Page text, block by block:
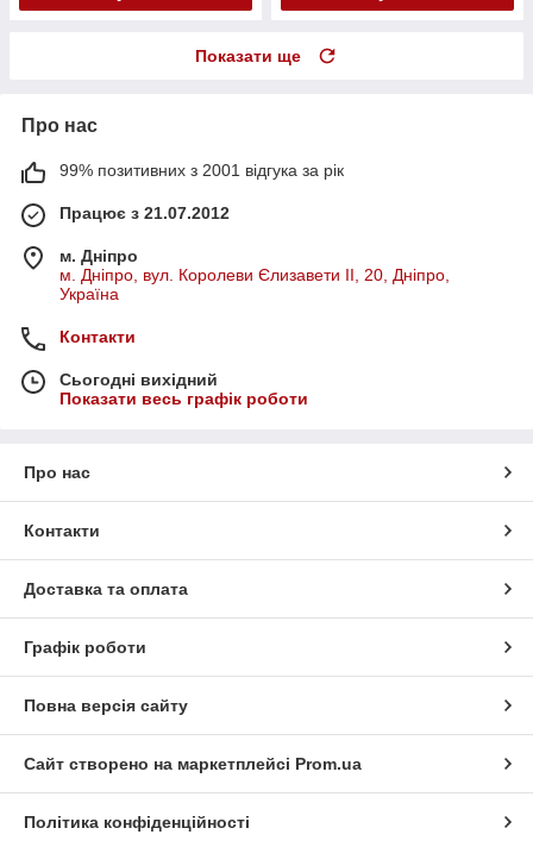
Показати ще
Про нас
99% позитивних з 2001 відгука за рік
Працює з 21.07.2012
м. Дніпро
м. Дніпро, вул. Королеви Єлизавети ІІ, 20, Дніпро,
Україна
Контакти
Сьогодні вихідний
Показати весь графік роботи
Про нас
Контакти
Доставка та оплата
Графік роботи
Повна версія сайту
Сайт створено на маркетплейсі Prom.ua
Політика конфіденційності